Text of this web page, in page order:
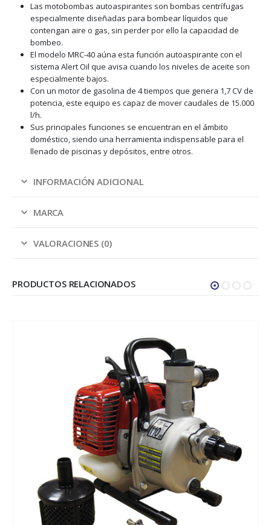
Las motobombas autoaspirantes son bombas centrífugas
especialmente diseñadas para bombear líquidos que
contengan aire o gas, sin perder por ello la capacidad de
bombeo.
El modelo MRC-40 aúna esta función autoaspirante con el
sistema Alert Oil que avisa cuando los niveles de aceite son
especialmente bajos.
Con un motor de gasolina de 4 tiempos que genera 1,7 CV de
potencia, este equipo es capaz de mover caudales de 15.000
l/h.
Sus principales funciones se encuentran en el ámbito
doméstico, siendo una herramienta indispensable para el
llenado de piscinas y depósitos, entre otros.
INFORMACIÓN ADICIONAL
MARCA
VALORACIONES (0)
PRODUCTOS RELACIONADOS